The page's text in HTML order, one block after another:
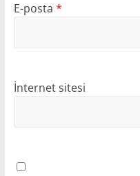
E-posta *
İnternet sitesi